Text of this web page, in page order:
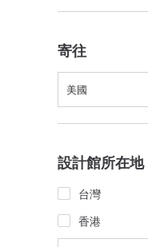
寄往
美國
設計館所在地
台灣
香港